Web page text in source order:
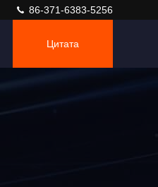
86-371-6383-5256
Цитата